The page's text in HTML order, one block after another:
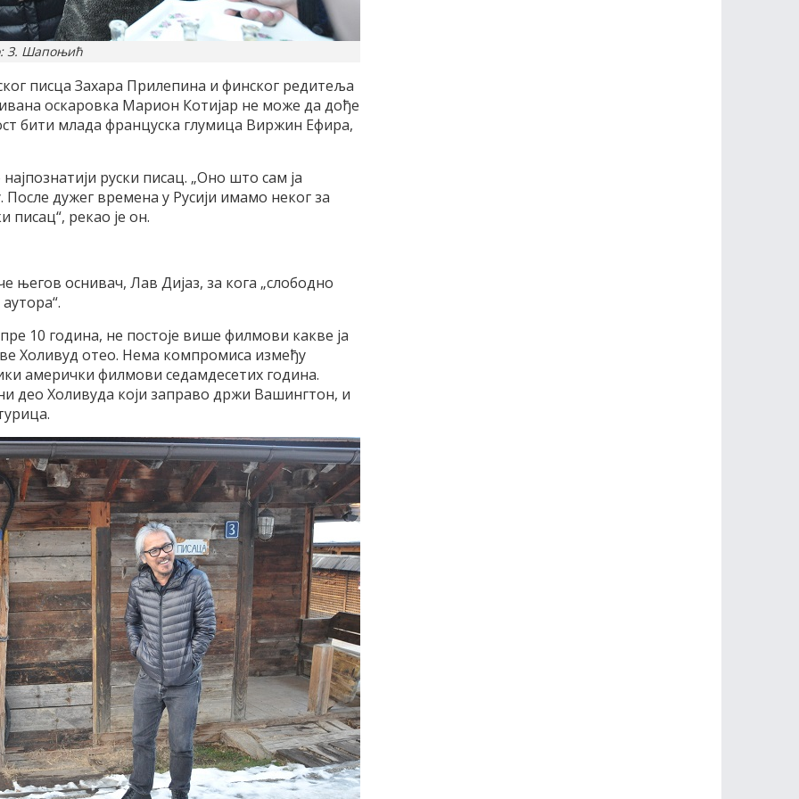
З. Шапоњић
писца Захара Прилепина и финског редитеља
оскаровка Марион Котијар не може да дође
бити млада француска глумица Виржин Ефира,
руски писац. „Оно што сам ја
дужег времена у Русији имамо неког за
рекао је он.
његов оснивач, Лав Дијаз, за кога „слободно
10 година, не постоје више филмови какве ја
Холивуд отео. Нема компромиса између
амерички филмови седамдесетих година.
део Холивуда који заправо држи Вашингтон, и